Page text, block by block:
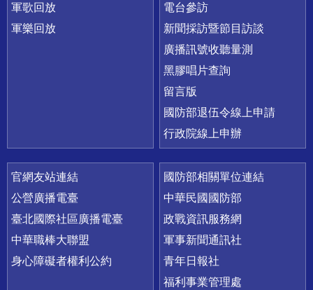
軍歌回放
軍樂回放
電台參訪
新聞採訪暨節目訪談
廣播訊號收聽量測
黑膠唱片查詢
留言版
國防部退伍令線上申請
行政院線上申辦
官網友站連結
公營廣播電臺
臺北國際社區廣播電臺
中華職棒大聯盟
身心障礙者權利公約
國防部相關單位連結
中華民國國防部
政戰資訊服務網
軍事新聞通訊社
青年日報社
福利事業管理處